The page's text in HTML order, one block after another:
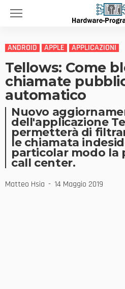
ANDROID APPLE APPLICAZIONI
Tellows: Come
chiamate
automatico
Nuovo
dell'applicazione
permetterà di
le chiamata
particolar modo la
call center.
Matteo Hsia 14 Maggio 2019